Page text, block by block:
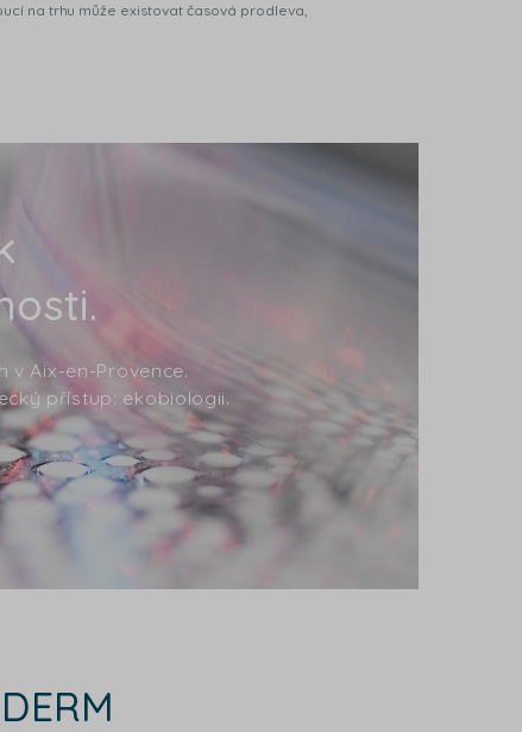
na trhu může existovat časová prodleva,
v Aix-en-Provence.
přístup: ekobiologii.